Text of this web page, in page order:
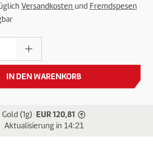
Versandkosten und Fremdspesen
Gib den gewünschten
IN DEN WARENKORB
Gold (1g) EUR 120,81 Gold-Preis ist
Aktualisierung in 14:21